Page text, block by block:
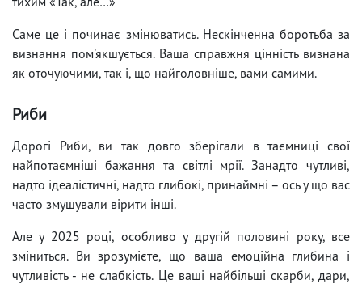
Саме це і починає змінюватись. Нескінченна боротьба за
визнання пом'якшується. Ваша справжня цінність визнана
як оточуючими, так і, що найголовніше, вами самими.
Риби
Дорогі Риби, ви так довго зберігали в таємниці свої
найпотаємніші бажання та світлі мрії. Занадто чутливі,
надто ідеалістичні, надто глибокі, принаймні – ось у що вас
часто змушували вірити інші.
Але у 2025 році, особливо у другій половині року, все
зміниться. Ви зрозумієте, що ваша емоційна глибина і
чутливість - не слабкість. Це ваші найбільші скарби, дари,